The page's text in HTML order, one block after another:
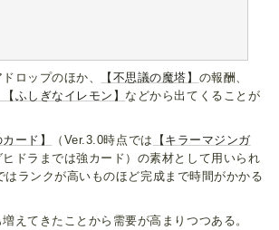
ロップのほか、 【不思議の魔塔】 の報酬、
【ふしぎなイレモン】 などから出てくることが
カード】 （Ver.3.0時点では
【キラーマジンガ
ヒドラまでは強カード）の素材として用いられ
はランクが高いものほど完成まで時間がかかる
えてきたことから需要が高まりつつある。